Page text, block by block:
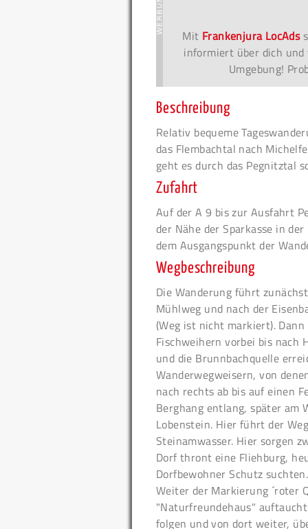
Mit Frankenjura LocAds
informiert über dich
Umgebung!
Beschreibung
Relativ bequeme
das Flembachtal nach
geht es durch das Pegnitztal
Zufahrt
Auf der A 9 bis zur Ausfahrt
der Nähe der Sparkasse in
dem Ausgangspunkt der
Wegbeschreibung
Die Wanderung führt
Mühlweg und nach der
(Weg ist nicht markiert).
Fischweihern vorbei bis nach
und die Brunnbachquelle
Wanderwegweisern, von
nach rechts ab bis auf einen
Berghang entlang, später am
Lobenstein. Hier führt der
Steinamwasser. Hier sorgen
Dorf thront eine Fliehburg,
Dorfbewohner Schutz suchten.
Weiter der Markierung ´roter
"Naturfreundehaus"
folgen und von dort weiter,